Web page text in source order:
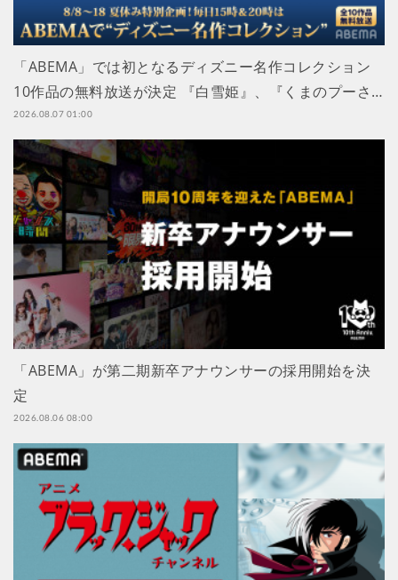
「ABEMA」では初となるディズニー名作コレクション
10作品の無料放送が決定 『白雪姫』、『くまのプーさ…
2026.08.07 01:00
「ABEMA」が第二期新卒アナウンサーの採用開始を決
定
2026.08.06 08:00